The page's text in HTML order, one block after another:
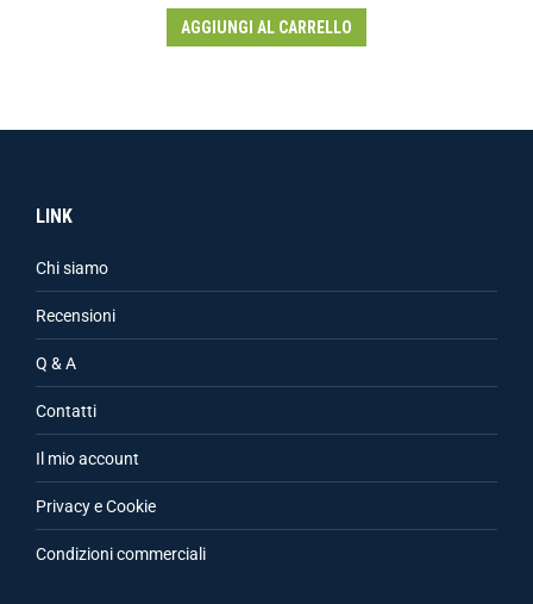
AGGIUNGI AL CARRELLO
LINK
Chi siamo
Recensioni
Q & A
Contatti
Il mio account
Privacy e Cookie
Condizioni commerciali